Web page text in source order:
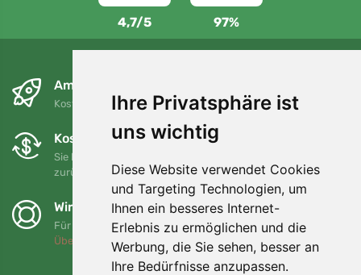
Ihre Privatsphäre ist
uns wichtig
Diese Website verwendet Cookies
und Targeting Technologien, um
Ihnen ein besseres Internet-
Erlebnis zu ermöglichen und die
Werbung, die Sie sehen, besser an
Ihre Bedürfnisse anzupassen.
4,7/5 97%
Am nächsten Tag und kostenlos
Kostenloser Versand für Bestellungen über 80 EUR
Kostenloser Umtausch und Rückgabe
Sie können Ihre Bestellung jederzeit innerhalb von 90 Tagen
zurückgeben oder umtauschen.
Wir unterstützen Trees.org
Für jede Bestellung pflanzen wir einen Baum! Mehr lesen
Über uns